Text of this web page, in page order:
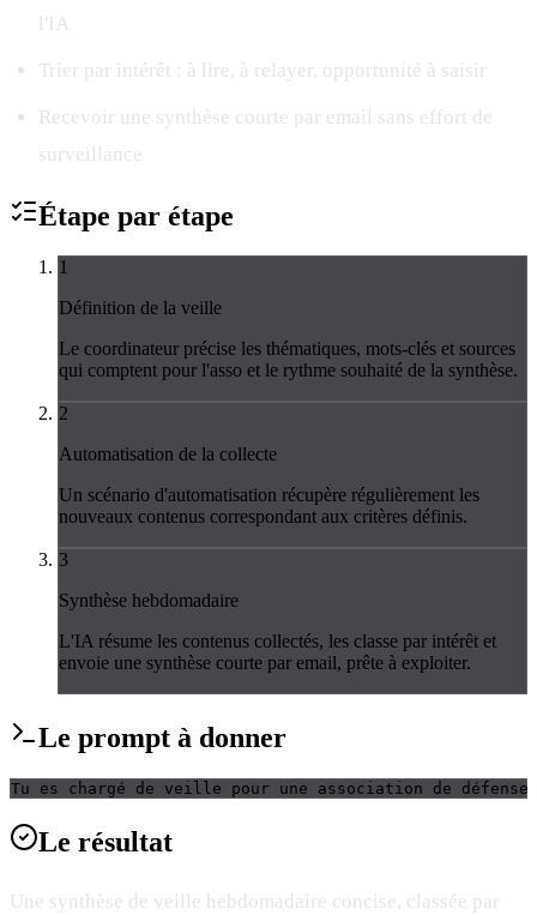
l'IA
Trier par intérêt : à lire, à relayer, opportunité à saisir
Recevoir une synthèse courte par email sans effort de
surveillance
Étape par étape
1
Définition de la veille
Le coordinateur précise les thématiques, mots-clés et sources
qui comptent pour l'asso et le rythme souhaité de la synthèse.
2
Automatisation de la collecte
Un scénario d'automatisation récupère régulièrement les
nouveaux contenus correspondant aux critères définis.
3
Synthèse hebdomadaire
L'IA résume les contenus collectés, les classe par intérêt et
envoie une synthèse courte par email, prête à exploiter.
Le prompt à donner
Tu es chargé de veille pour une association de
Le résultat
Une synthèse de veille hebdomadaire concise, classée par